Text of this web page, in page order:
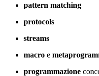
pattern matching
protocols
streams
macro e
programmazione